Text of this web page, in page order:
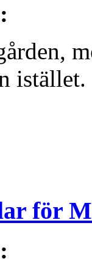
:
för
: